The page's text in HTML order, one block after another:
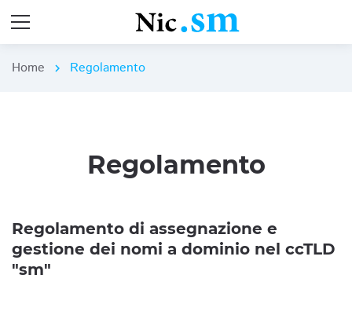
Home chevron_right Regolamento
Regolamento
Regolamento di assegnazione e
gestione dei nomi a dominio nel ccTLD
"sm"